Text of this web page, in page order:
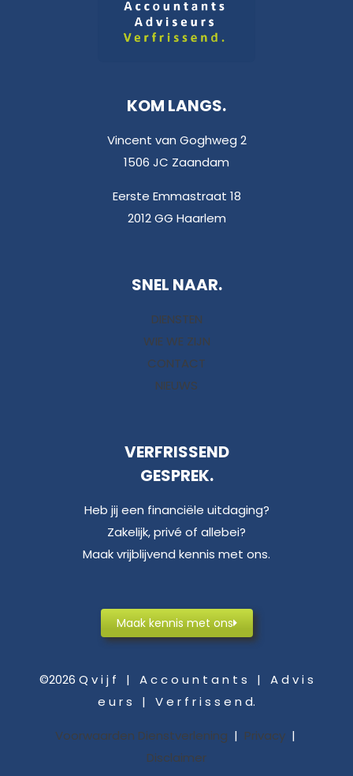
KOM LANGS.
Vincent van Goghweg 2
1506 JC Zaandam
Eerste Emmastraat 18
2012 GG Haarlem
SNEL NAAR.
DIENSTEN
WIE WE ZIJN
CONTACT
NIEUWS
VERFRISSEND
GESPREK.
Heb jij een financiële uitdaging?
Zakelijk, privé of allebei?
Maak vrijblijvend kennis met ons.
Maak kennis met ons
©2026 Q v i j f | A c c o u n t a n t s | A d v i s
e u r s | V e r f r i s s e n d.
Voorwaarden Dienstverlening | Privacy|
Disclaimer